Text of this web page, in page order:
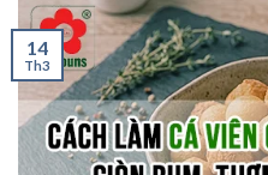
14
Th3